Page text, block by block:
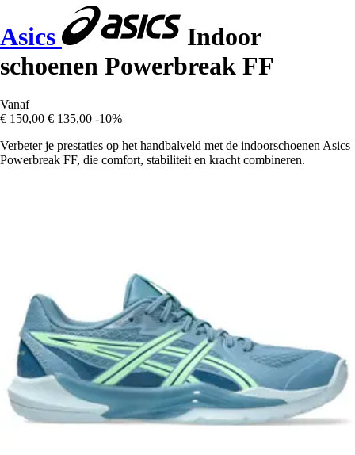
Asics
Indoor
schoenen Powerbreak FF
Vanaf
€ 150,00 € 135,00 -10%
Verbeter je prestaties op het handbalveld met de indoorschoenen Asics
Powerbreak FF, die comfort, stabiliteit en kracht combineren.